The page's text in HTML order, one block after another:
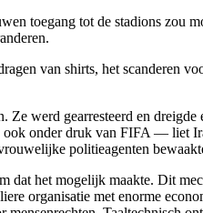
toegang tot de stadions zou
van shirts, het scanderen
werd gearresteerd en
onder druk van FIFA — liet
politieagenten
het mogelijk maakte. Dit
organisatie met enorme